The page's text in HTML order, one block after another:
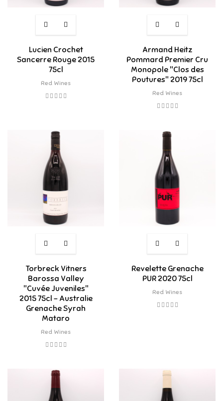
Lucien Crochet
Sancerre Rouge 2015
75cl
Red Wines
Armand Heitz
Pommard Premier Cru
Monopole "Clos des
Poutures" 2019 75cl
Red Wines
Torbreck Vitners
Barossa Valley
"Cuvée Juveniles"
2015 75cl - Australie
Grenache Syrah
Mataro
Red Wines
Revelette Grenache
PUR 2020 75cl
Red Wines